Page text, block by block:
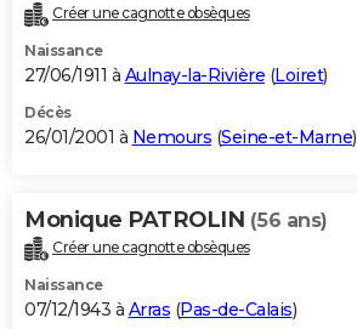
Créer une cagnotte obsèques
Naissance
27/06/1911 à Aulnay-la-Rivière (Loiret)
Décès
26/01/2001 à Nemours (Seine-et-Marne)
Monique PATROLIN (56 ans)
Créer une cagnotte obsèques
Naissance
07/12/1943 à Arras (Pas-de-Calais)